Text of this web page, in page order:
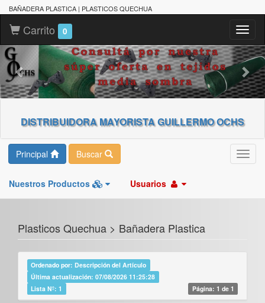
BAÑADERA PLASTICA | PLASTICOS QUECHUA
Carrito 0
DISTRIBUIDORA MAYORISTA GUILLERMO OCHS
Principal Buscar
Nuestros Productos Usuarios
Plasticos Quechua > Bañadera Plastica
Ordenado por: Descripción del Artículo
Última actualización: 07/08/2026 11:25:28
Lista Nº: 1
Página: 1 de 1